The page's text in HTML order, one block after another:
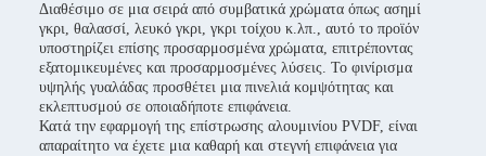
Διαθέσιμο σε μια σειρά από συμβατικά χρώματα όπως ασημί
γκρι, θαλασσί, λευκό γκρι, γκρι τοίχου κ.λπ., αυτό το προϊόν
υποστηρίζει επίσης προσαρμοσμένα χρώματα, επιτρέποντας
εξατομικευμένες και προσαρμοσμένες λύσεις. Το φινίρισμα
υψηλής γυαλάδας προσθέτει μια πινελιά κομψότητας και
εκλεπτυσμού σε οποιαδήποτε επιφάνεια.
Κατά την εφαρμογή της επίστρωσης αλουμινίου PVDF, είναι
απαραίτητο να έχετε μια καθαρή και στεγνή επιφάνεια για